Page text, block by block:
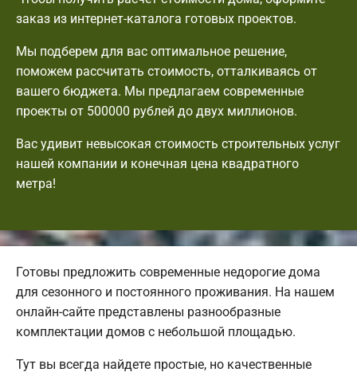
заказ из интернет-каталога готовых проектов.
Мы подберем для вас оптимальное решение,
поможем рассчитать стоимость, отталкиваясь от
вашего бюджета. Мы предлагаем современные
проекты от 500000 рублей до двух миллионов.
Вас удивит невысокая стоимость строительных услуг
нашей компании и конечная цена квадратного
метра!
Готовы предложить современные недорогие дома
для сезонного и постоянного проживания. На нашем
онлайн-сайте представлены разнообразные
комплектации домов с небольшой площадью.
Тут вы всегда найдете простые, но качественные